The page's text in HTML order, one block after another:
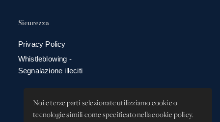
Noi e terze parti selezionate utilizziamo cookie o
tecnologie simili come specificato nella cookie policy.
Sicurezza
Privacy Policy
Whistleblowing -
Segnalazione illeciti